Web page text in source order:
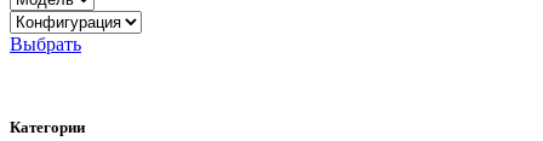
Выбрать
Категории